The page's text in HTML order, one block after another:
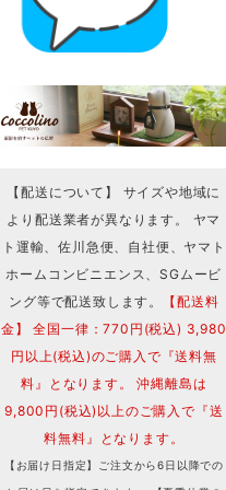
【配送について】 サイズや地域に
より配送業者が異なります。 ヤマ
ト運輸、佐川急便、自社便、ヤマト
ホームコンビニエンス、SGムービ
ング等で配送致します。
【配送料
金】 全国一律：770円(税込) 3,980
円以上(税込)のご購入で『送料無
料』となります。 沖縄離島は
9,800円(税込)以上のご購入で『送
料無料』となります。
【お届け日指定】ご注文から6日以降での